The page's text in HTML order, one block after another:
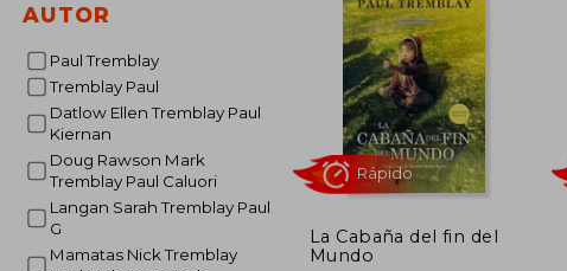
AUTOR
Paul Tremblay
Tremblay Paul
Datlow Ellen Tremblay Paul
Kiernan
Doug Rawson Mark
Tremblay Paul Caluori
Langan Sarah Tremblay Paul
G
Mamatas Nick Tremblay
La Cabaña del fin del
Mundo